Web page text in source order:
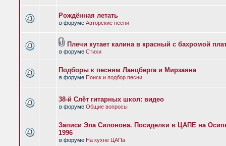
Рождённая летать
в форуме Авторские песни
Плечи кутает калина в красный с бахромой
в форуме Стихи
Подборы к песням Ланцберга и Мирзаяна
в форуме Поиск и подбор песни
38-й Слёт гитарных школ: видео
в форуме Общие вопросы
Записи Эла Силонова. Посиделки в ЦАПЕ на
1996
в форуме На кухне ЦАПа